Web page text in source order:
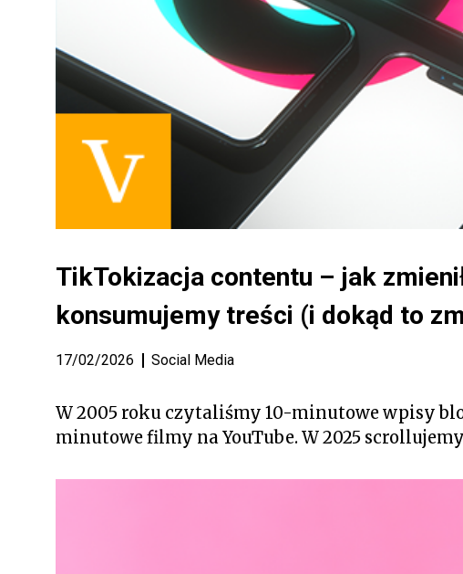
TikTokizacja contentu – jak
konsumujemy treści (i dokąd to
17/02/2026 Social Media
W 2005 roku czytaliśmy 10-minutowe wpisy
minutowe filmy na YouTube. W 2025